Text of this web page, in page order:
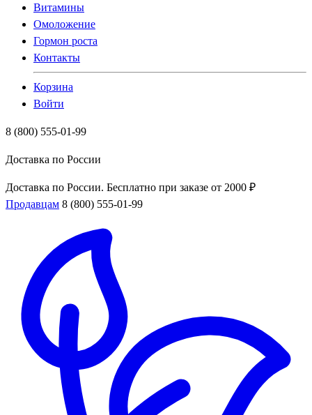
Витамины
Омоложение
Гормон роста
Контакты
Корзина
Войти
8 (800) 555-01-99
Доставка по России
Доставка по России. Бесплатно при заказе от 2000 ₽
Продавцам 8 (800) 555-01-99